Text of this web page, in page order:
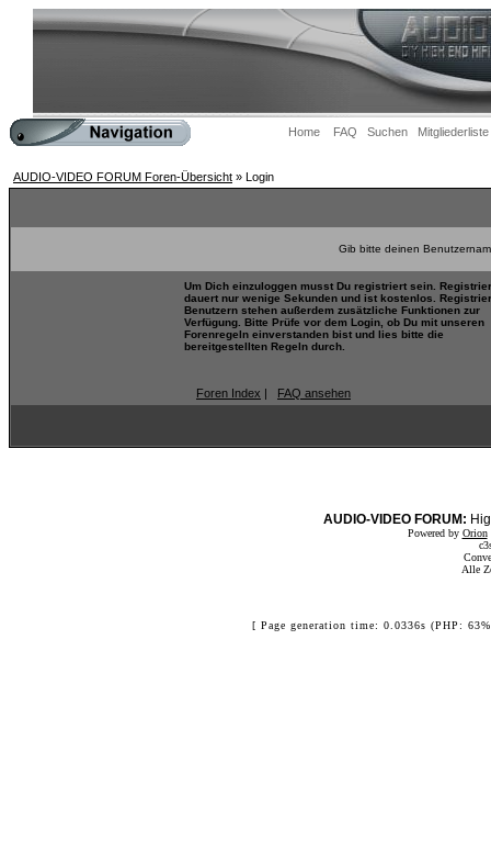
Home FAQ Suchen Mitgliederliste
AUDIO-VIDEO FORUM Foren-Übersicht » Login
Gib bitte deinen
Um Dich einzuloggen musst Du registriert sein.
dauert nur wenige Sekunden und ist kostenlos.
Benutzern stehen außerdem zusätzliche Funktionen zur
Verfügung. Bitte Prüfe vor dem Login, ob Du mit unseren
Forenregeln einverstanden bist und lies bitte die
bereitgestellten Regeln durch.
Foren Index | FAQ ansehen
AUDIO-VIDEO FORUM:
Powered by Orion
Alle
[ Page generation time: 0.0336s (PHP: